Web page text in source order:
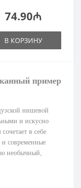
74.90₼
В КОРЗИНУ
пример
нишевой
и искусно
в себе
и современные
необычный,